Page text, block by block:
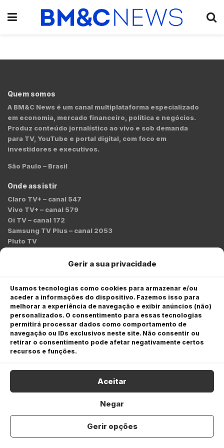
Gerir a sua privacidade
Usamos tecnologias como cookies para armazenar e/ou
aceder a informações do dispositivo. Fazemos isso para
melhorar a experiência de navegação e exibir anúncios (não)
personalizados. O consentimento para essas tecnologias
permitirá processar dados como comportamento de
navegação ou IDs exclusivos neste site. Não consentir ou
retirar o consentimento pode afetar negativamente certos
recursos e funções.
Aceitar
Negar
Gerir opções
Quem somos
A BM&C News é um canal multiplataforma especializado
em economia, mercado financeiro, política e negócios.
Produz conteúdo jornalístico ao vivo e sob demanda
para TV, YouTube e portal digital, com foco em
investidores e executivos.
São Paulo – Brasil
Onde assistir
Claro TV+ – canal 547
Vivo TV+ – canal 579
Oi TV – canal 172
Samsung TV Plus – canal 2053
Pluto TV
redacao@bmcnews.com.br
Comercial:
comercial@bmcnews.com.br
Anuncie na BM&C News
A BM&C News conecta marcas a milhões de investidores
através de TV, YouTube e plataformas digitais.
COPYRIGHT © 2026 BM&C News. Todos os direitos